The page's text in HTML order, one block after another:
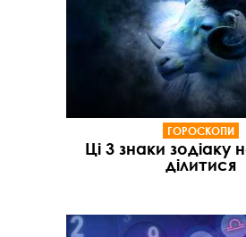
ГОРОСКОПИ
Ці 3 знаки зодіаку
ділитися